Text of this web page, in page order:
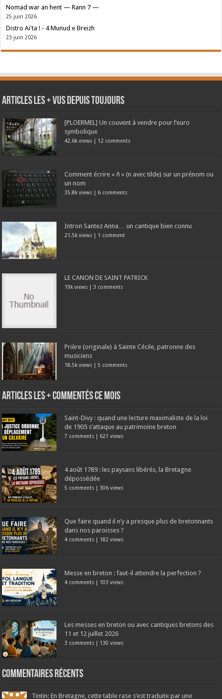
Nomad war an hent — Rann 7 —
25 juin 2026
Distro Ai'ta ! - 4 Munud e Breizh
23 juin 2026
Articles les + vus depuis toujours
[PLOERMEL] Un couvent à vendre pour l’euro
symbolique
42.6k views | 12 comments
Comment écrire « ñ » (n avec tilde) sur un prénom ou
un nom
35.8k views | 6 comments
Intron Santez Anna… un cantique bien connu
21.5k views | 1 comment
LE CANON DE SAINT PATRICK
19k views | 3 comments
Prière (originale) à Sainte Cécile, patronne des
musiciens
18.5k views |5 comments
Articles les + commentés ce mois
Saint-Divy : quand une lecture maximaliste de la loi
de 1905 s’attaque au patrimoine breton
7 comments | 621 views
4 août 1789 : les paysans libérés, la Bretagne
dépossédée
5 comments | 306 views
Que faire quand il n’y a presque plus de bretonnants
dans nos paroisses ?
4 comments | 182 views
Messe en breton : faut-il attendre la perfection ?
4 comments | 103 views
Les messes en breton ou avec cantiques bretons des
11 et 12 juillet 2026
3 comments | 130 views
Commentaires récents
Tintin: En Bretagne, cette table rase s’est traduite par une